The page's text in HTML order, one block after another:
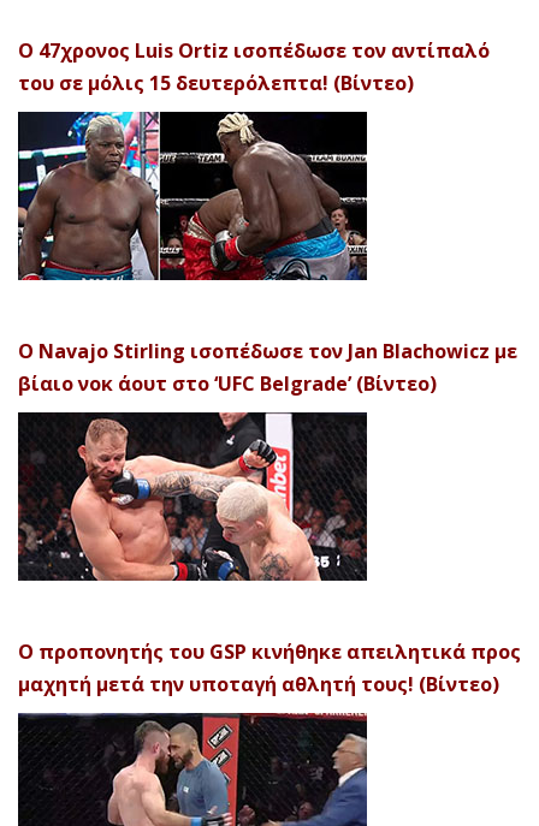
Ο 47χρονος Luis Ortiz ισοπέδωσε τον αντίπαλό
του σε μόλις 15 δευτερόλεπτα! (Βίντεο)
Ο Navajo Stirling ισοπέδωσε τον Jan Blachowicz με
βίαιο νοκ άουτ στο ‘UFC Belgrade’ (Βίντεο)
Ο προπονητής του GSP κινήθηκε απειλητικά προς
μαχητή μετά την υποταγή αθλητή τους! (Βίντεο)